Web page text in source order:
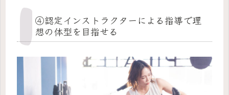
④認定インストラクターによる指導で理
想の体型を目指せる